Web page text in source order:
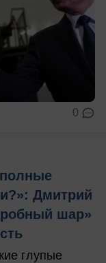
0
Дмитрий
шар»
глупые